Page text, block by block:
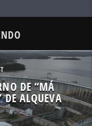
DE “MÁ
DE ALQUEVA